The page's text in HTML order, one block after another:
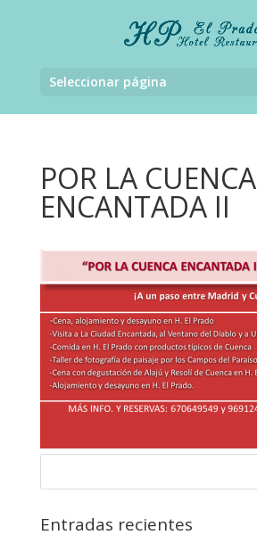
Seleccionar página
POR LA CUENCA
ENCANTADA II
Entradas recientes